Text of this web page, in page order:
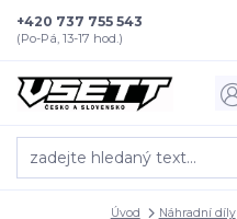
+420 737 755 543
(Po-Pá, 13-17 hod.)
Úvod Náhradní díly